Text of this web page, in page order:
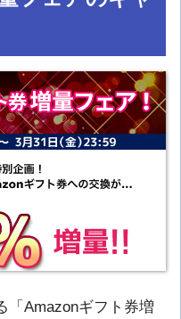
「Amazonギフト券増